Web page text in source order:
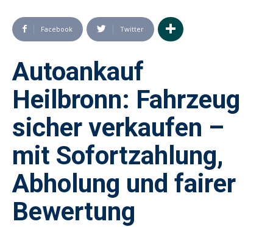
Facebook Twitter
Autoankauf
Heilbronn: Fahrzeug
sicher verkaufen –
mit Sofortzahlung,
Abholung und fairer
Bewertung